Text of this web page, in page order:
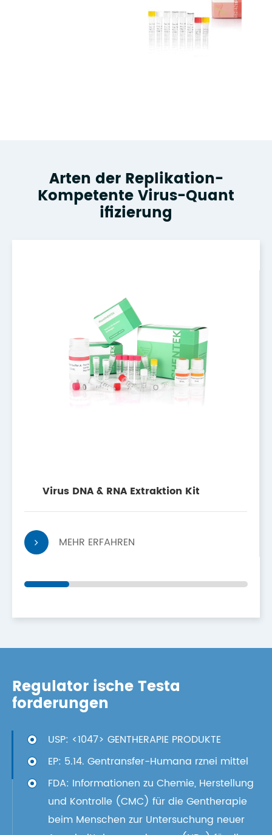
Arten der Replikation-
Kompetente Virus-Quant
ifizierung
Virus DNA & RNA Extraktion Kit
MEHR ERFAHREN
Regulator ische Testa
forderungen
USP: <1047> GENTHERAPIE PRODUKTE
EP: 5.14. Gentransfer-Humana rznei mittel
FDA: Informationen zu Chemie, Herstellung
und Kontrolle (CMC) für die Gentherapie
beim Menschen zur Untersuchung neuer